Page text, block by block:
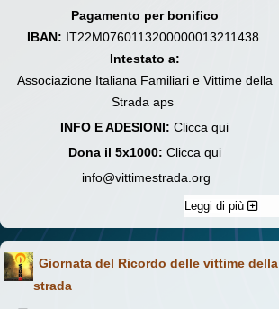
Pagamento per bonifico
IBAN: IT22M0760113200000013211438
Intestato a:
Associazione Italiana Familiari e Vittime della
Strada aps
INFO E ADESIONI: Clicca qui
Dona il 5x1000: Clicca qui
info@vittimestrada.org
Leggi di più
Giornata del Ricordo delle vittime della
strada